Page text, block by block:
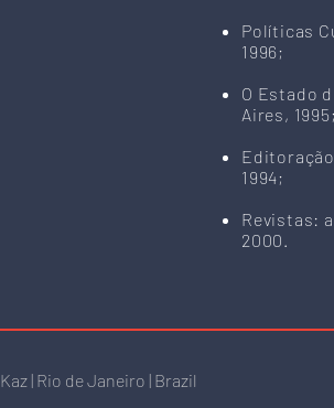
Políticas
1996;
O Estado
Aires,
1994;
Revistas:
2000.
Kaz | Rio de Janeiro | Brazil